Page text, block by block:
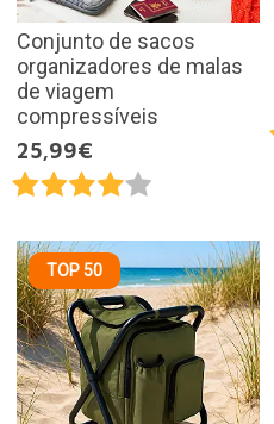
Conjunto de sacos
organizadores de malas
de viagem
compressíveis
25,99€
TOP 50